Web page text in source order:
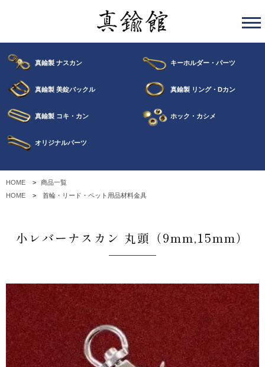
真鍮製 ナスカン キーホルダー・パーツ
真鍮製 美錠バックル 真鍮製 リング・Dカン
真鍮製 コキ・カン ホック・カシメ
オリジナルパーツ
HOME
商品一覧
HOME
首輪・リード・ペット用品材料金具
小レバーナスカン 丸頭（9mm,15mm）